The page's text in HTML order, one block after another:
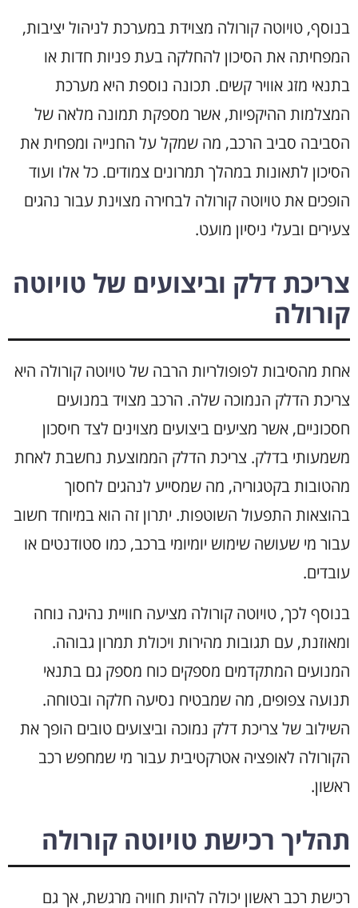
בנוסף, טויוטה קורולה מצוידת במערכת לניהול יציבות,
המפחיתה את הסיכון להחלקה בעת פניות חדות או
בתנאי מזג אוויר קשים. תכונה נוספת היא מערכת
המצלמות ההיקפיות, אשר מספקת תמונה מלאה של
הסביבה סביב הרכב, מה שמקל על החנייה ומפחית את
הסיכון לתאונות במהלך תמרונים צמודים. כל אלו ועוד
הופכים את טויוטה קורולה לבחירה מצוינת עבור נהגים
צעירים ובעלי ניסיון מועט.
צריכת דלק וביצועים של טויוטה
קורולה
אחת מהסיבות לפופולריות הרבה של טויוטה קורולה היא
צריכת הדלק הנמוכה שלה. הרכב מצויד במנועים
חסכוניים, אשר מציעים ביצועים מצוינים לצד חיסכון
משמעותי בדלק. צריכת הדלק הממוצעת נחשבת לאחת
מהטובות בקטגוריה, מה שמסייע לנהגים לחסוך
בהוצאות התפעול השוטפות. יתרון זה הוא במיוחד חשוב
עבור מי שעושה שימוש יומיומי ברכב, כמו סטודנטים או
עובדים.
בנוסף לכך, טויוטה קורולה מציעה חוויית נהיגה נוחה
ומאוזנת, עם תגובות מהירות ויכולת תמרון גבוהה.
המנועים המתקדמים מספקים כוח מספק גם בתנאי
תנועה צפופים, מה שמבטיח נסיעה חלקה ובטוחה.
השילוב של צריכת דלק נמוכה וביצועים טובים הופך את
הקורולה לאופציה אטרקטיבית עבור מי שמחפש רכב
ראשון.
תהליך רכישת טויוטה קורולה
רכישת רכב ראשון יכולה להיות חוויה מרגשת, אך גם